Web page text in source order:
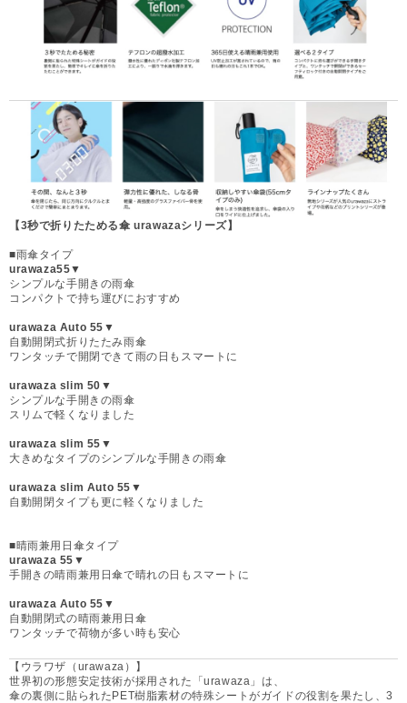
【3秒で折りたためる傘 urawazaシリーズ】
■雨傘タイプ
urawaza55▼
シンプルな手開きの雨傘
コンパクトで持ち運びにおすすめ
urawaza Auto 55▼
自動開閉式折りたたみ雨傘
ワンタッチで開閉できて雨の日もスマートに
urawaza slim 50▼
シンプルな手開きの雨傘
スリムで軽くなりました
urawaza slim 55▼
大きめなタイプのシンプルな手開きの雨傘
urawaza slim Auto 55▼
自動開閉タイプも更に軽くなりました
■晴雨兼用日傘タイプ
urawaza 55▼
手開きの晴雨兼用日傘で晴れの日もスマートに
urawaza Auto 55▼
自動開閉式の晴雨兼用日傘
ワンタッチで荷物が多い時も安心
【ウラワザ（urawaza）】
世界初の形態安定技術が採用された「urawaza」は、
傘の裏側に貼られたPET樹脂素材の特殊シートがガイドの役割を果たし、3